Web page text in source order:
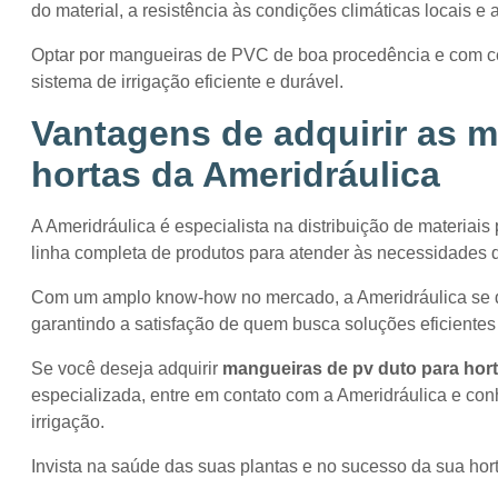
do material, a resistência às condições climáticas locais e
Optar por mangueiras de PVC de boa procedência e com
sistema de irrigação eficiente e durável.
Vantagens de adquirir as
hortas da Ameridráulica
A Ameridráulica é especialista na distribuição de
linha completa de produtos para atender às necessidades
Com um amplo know-how no mercado, a Ameridráulica
garantindo a satisfação de quem busca soluções
Se você deseja adquirir mangueiras de pv duto para
especializada, entre em contato com a Ameridráulica e
irrigação.
Invista na saúde das suas plantas e no sucesso da sua